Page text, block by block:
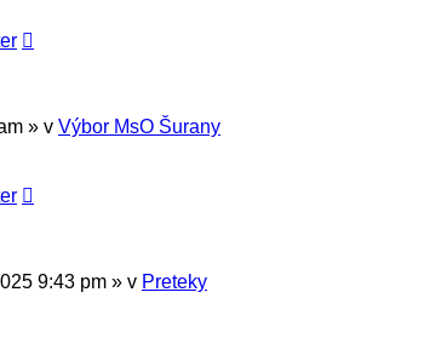
» v Výbor MsO Šurany
9:43 pm » v Preteky